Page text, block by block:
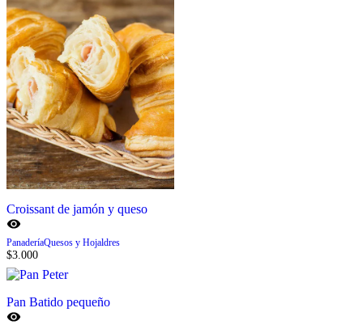
Croissant de jamón y queso
PanaderíaQuesos y Hojaldres
$3.000
Pan Batido pequeño